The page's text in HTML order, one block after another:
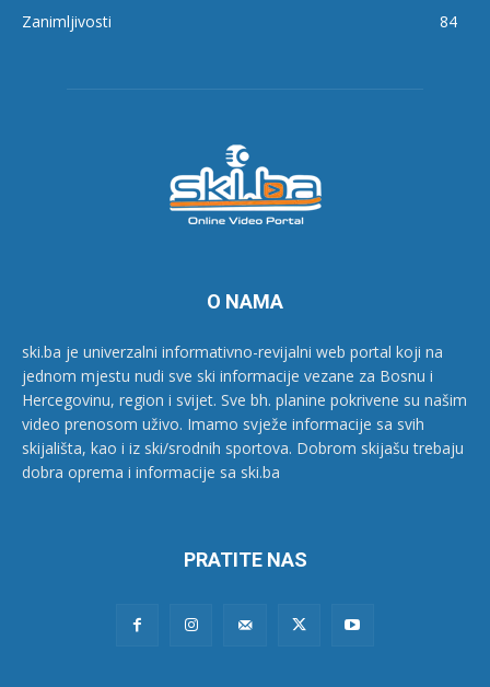
Zanimljivosti
84
O NAMA
ski.ba je univerzalni informativno-revijalni web portal koji na
jednom mjestu nudi sve ski informacije vezane za Bosnu i
Hercegovinu, region i svijet. Sve bh. planine pokrivene su našim
video prenosom uživo. Imamo svježe informacije sa svih
skijališta, kao i iz ski/srodnih sportova. Dobrom skijašu trebaju
dobra oprema i informacije sa ski.ba
PRATITE NAS